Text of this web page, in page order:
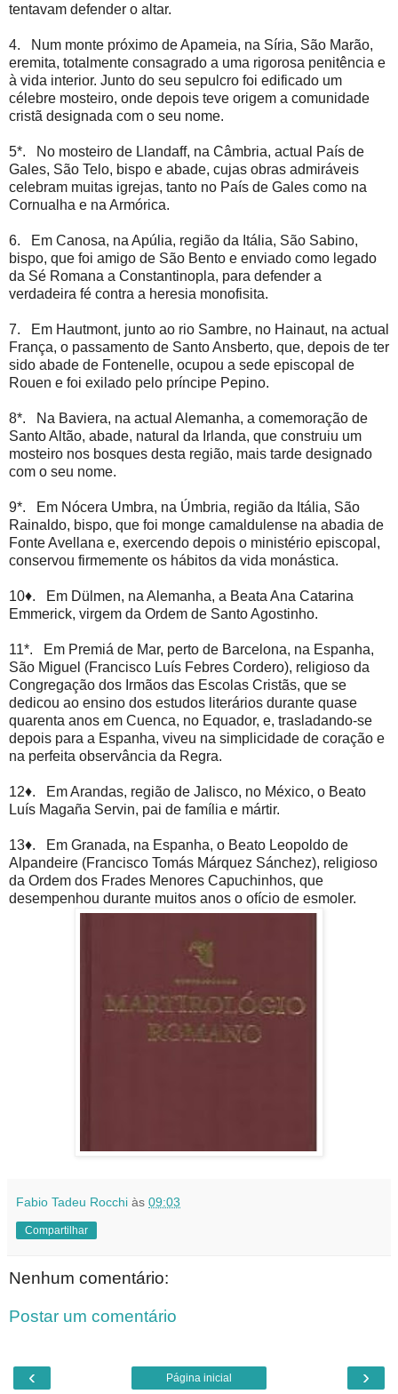
tentavam defender o altar.
4. Num monte próximo de Apameia, na Síria, São Marão,
eremita, totalmente consagrado a uma rigorosa penitência e
à vida interior. Junto do seu sepulcro foi edificado um
célebre mosteiro, onde depois teve origem a comunidade
cristã designada com o seu nome.
5*. No mosteiro de Llandaff, na Câmbria, actual País de
Gales, São Telo, bispo e abade, cujas obras admiráveis
celebram muitas igrejas, tanto no País de Gales como na
Cornualha e na Armórica.
6. Em Canosa, na Apúlia, região da Itália, São Sabino,
bispo, que foi amigo de São Bento e enviado como legado
da Sé Romana a Constantinopla, para defender a
verdadeira fé contra a heresia monofisita.
7. Em Hautmont, junto ao rio Sambre, no Hainaut, na actual
França, o passamento de Santo Ansberto, que, depois de ter
sido abade de Fontenelle, ocupou a sede episcopal de
Rouen e foi exilado pelo príncipe Pepino.
8*. Na Baviera, na actual Alemanha, a comemoração de
Santo Altão, abade, natural da Irlanda, que construiu um
mosteiro nos bosques desta região, mais tarde designado
com o seu nome.
9*. Em Nócera Umbra, na Úmbria, região da Itália, São
Rainaldo, bispo, que foi monge camaldulense na abadia de
Fonte Avellana e, exercendo depois o ministério episcopal,
conservou firmemente os hábitos da vida monástica.
10♦. Em Dülmen, na Alemanha, a Beata Ana Catarina
Emmerick, virgem da Ordem de Santo Agostinho.
11*. Em Premiá de Mar, perto de Barcelona, na Espanha,
São Miguel (Francisco Luís Febres Cordero), religioso da
Congregação dos Irmãos das Escolas Cristãs, que se
dedicou ao ensino dos estudos literários durante quase
quarenta anos em Cuenca, no Equador, e, trasladando-se
depois para a Espanha, viveu na simplicidade de coração e
na perfeita observância da Regra.
12♦. Em Arandas, região de Jalisco, no México, o Beato
Luís Magaña Servin, pai de família e mártir.
13♦. Em Granada, na Espanha, o Beato Leopoldo de
Alpandeire (Francisco Tomás Márquez Sánchez), religioso
da Ordem dos Frades Menores Capuchinhos, que
desempenhou durante muitos anos o ofício de esmoler.
Fabio Tadeu Rocchi às 09:03
Compartilhar
Nenhum comentário:
Postar um comentário
‹ ›
Página inicial